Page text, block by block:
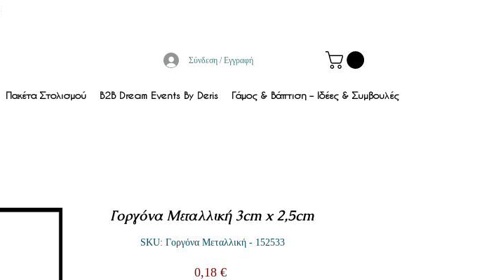
Σύνδεση / Εγγραφή
Πακέτα Στολισμού B2B Dream Events By Deris Γάμος & Βάπτιση – Ιδέες & Συμβουλές
Γοργόνα Μεταλλική 3cm x 2,5cm
SKU: Γοργόνα Μεταλλική - 152533
0,18 €Τιμή